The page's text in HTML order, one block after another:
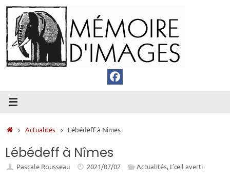
Passer
au
contenu
Accueil
Actualités Lébédeff à Nîmes
Lébédeff à Nîmes
Pascale Rousseau 2021/07/02 Actualités, L’œil averti